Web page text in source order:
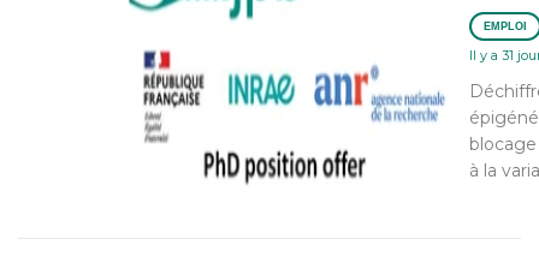
EMPLOI
Il y a 31
à la